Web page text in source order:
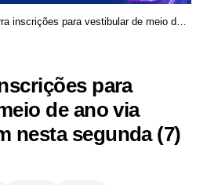
inscrições para vestibular de meio de
para
de ano via
nesta segunda (7)